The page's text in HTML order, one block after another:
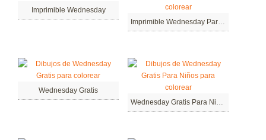
Imprimible Wednesday
Imprimible Wednesday Para Niños
Wednesday Gratis
Wednesday Gratis Para Niños